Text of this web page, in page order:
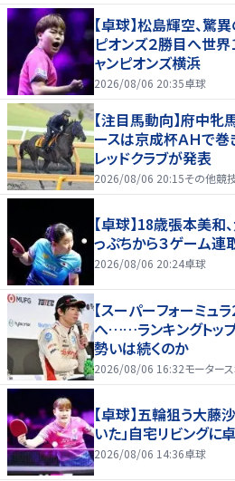
【卓球】松島輝空、
ピオンズ２勝目へ世
ャンピオンズ横浜
2026/08/06 20:35卓球
【注目馬動向】府中牝
ースは京成杯ＡＨで
レッドクラブが発表
2026/08/06 20:15その他競
【卓球】18歳張本美和
っぷちから３ゲーム
2026/08/06 20:24卓球
【スーパーフォーミュ
へ……ランキングトッ
勢いは続くのか
2026/08/06 16:32モーター
【卓球】五輪狙う大藤
いた」自宅リビング
2026/08/06 14:36卓球